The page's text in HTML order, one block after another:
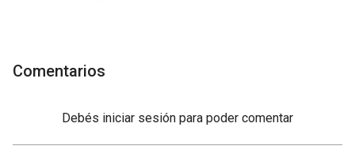
Comentarios
Debés iniciar sesión para poder comentar